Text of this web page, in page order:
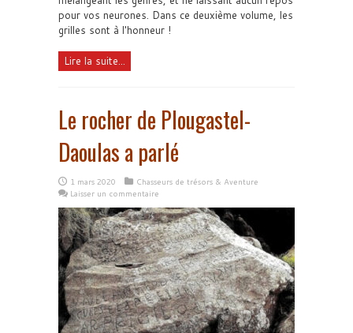
pour vos neurones. Dans ce deuxième volume, les
grilles sont à l'honneur !
Lire la suite...
Le rocher de Plougastel-
Daoulas a parlé
1 mars 2020
Chasseurs de trésors & Aventure
Laisser un commentaire